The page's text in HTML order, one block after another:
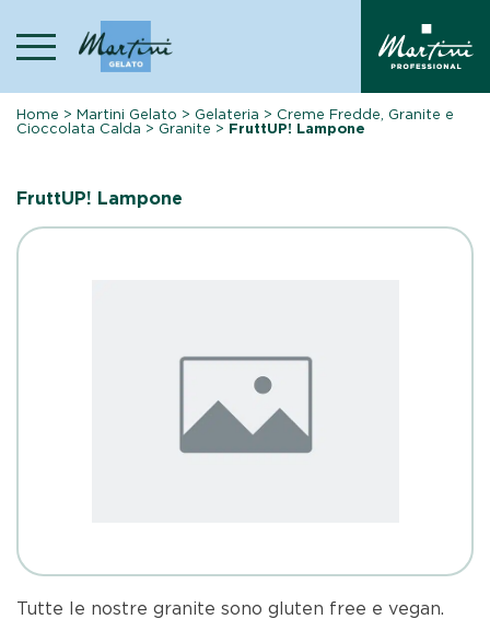
content
Home >Martini Gelato > Gelateria > Creme Fredde, Granite e
Cioccolata Calda > Granite > FruttUP! Lampone
FruttUP! Lampone
Tutte le nostre granite sono gluten free e vegan.